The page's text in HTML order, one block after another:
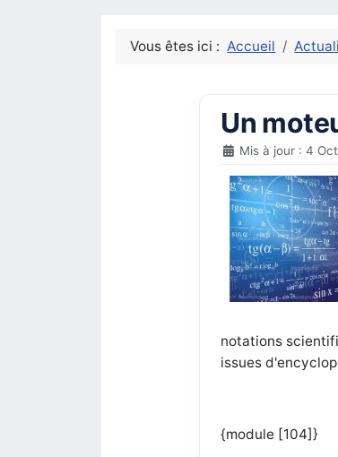
Vous êtes ici :Accueil
Un
Mis à jour : 4
notations
issues
{module [104]}